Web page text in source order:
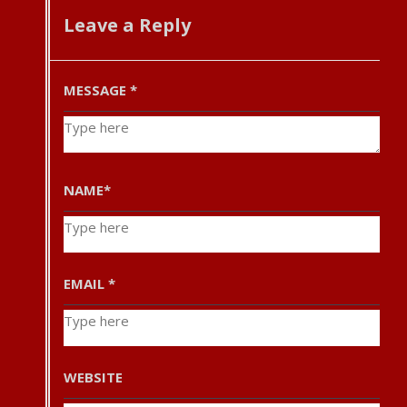
Leave a Reply
MESSAGE *
NAME*
EMAIL *
WEBSITE